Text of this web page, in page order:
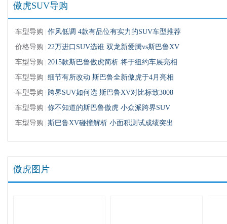
傲虎 2012款 2.5i运动版
傲虎 2012款 2.5i豪华导航版 无级变速箱(CVT)
傲虎 2012款 2.5i豪华版 无级变速箱(CVT)
傲虎 2013款 2.5i 运动导航版 无级变速箱(CVT)
傲虎 2013款 2.5i 运动版 无级变速箱(CVT)
傲虎 2013款 2.5i 豪华版 无级变速箱(CVT)
傲虎SUV导购
车型导购 作风低调 4款有品位有实力的SUV车型推荐
价格导购 22万进口SUV选谁 双龙新爱腾vs斯巴鲁XV
车型导购 2015款斯巴鲁傲虎简析 将于纽约车展亮相
车型导购 细节有所改动 斯巴鲁全新傲虎于4月亮相
车型导购 跨界SUV如何选 斯巴鲁XV对比标致3008
车型导购 你不知道的斯巴鲁傲虎 小众派跨界SUV
车型导购 斯巴鲁XV碰撞解析 小面积测试成绩突出
傲虎图片